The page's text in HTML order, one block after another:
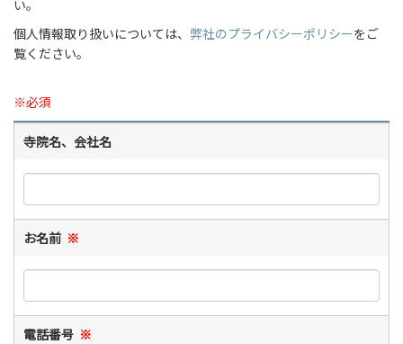
い。
個人情報取り扱いについては、 弊社のプライバシーポリシーをご
覧ください。
※必須
寺院名、会社名
お名前 ※
電話番号 ※